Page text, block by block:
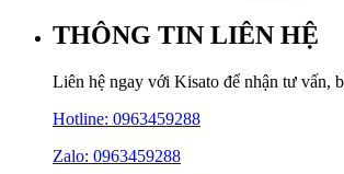
THÔNG TIN LIÊN HỆ
Liên hệ ngay với Kisato để nhận tư vấn,
Hotline: 0963459288
Zalo: 0963459288